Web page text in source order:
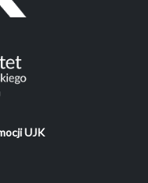
UJK